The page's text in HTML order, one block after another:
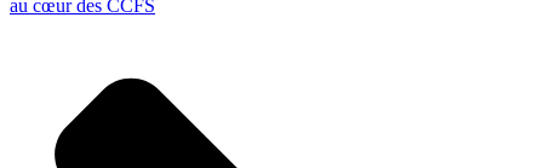
au cœur des CCFS